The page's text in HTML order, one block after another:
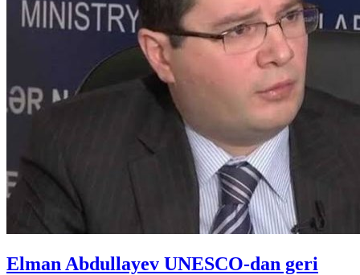
Elman Abdullayev UNESCO-dan geri